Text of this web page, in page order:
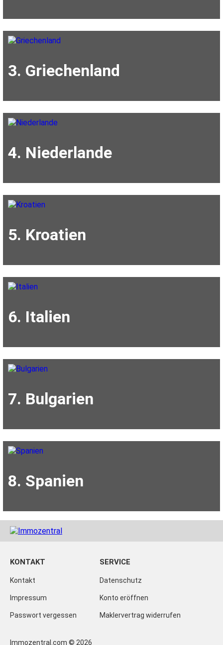
3. Griechenland
4. Niederlande
5. Kroatien
6. Italien
7. Bulgarien
8. Spanien
KONTAKT
Kontakt
Impressum
Passwort vergessen
SERVICE
Datenschutz
Konto eröffnen
Maklervertrag widerrufen
Immozentral.com © 2026